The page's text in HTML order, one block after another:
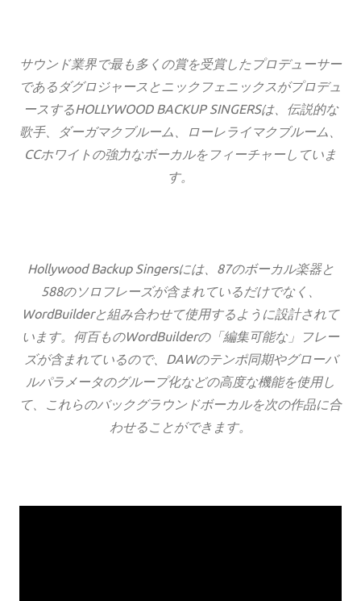
サウンド業界で最も多くの賞を受賞したプロデューサー
であるダグロジャースとニックフェニックスがプロデュ
ースするHOLLYWOOD BACKUP SINGERSは、伝説的な
歌手、ダーガマクブルーム、ローレライマクブルーム、
CCホワイトの強力なボーカルをフィーチャーしていま
す。
Hollywood Backup Singersには、87のボーカル楽器と
588のソロフレーズが含まれているだけでなく、
WordBuilderと組み合わせて使用​​するように設計されて
います。何百ものWordBuilderの「編集可能な」フレー
ズが含まれているので、DAWのテンポ同期やグローバ
ルパラメータのグループ化などの高度な機能を使用し
て、これらのバックグラウンドボーカルを次の作品に合
わせることができます。